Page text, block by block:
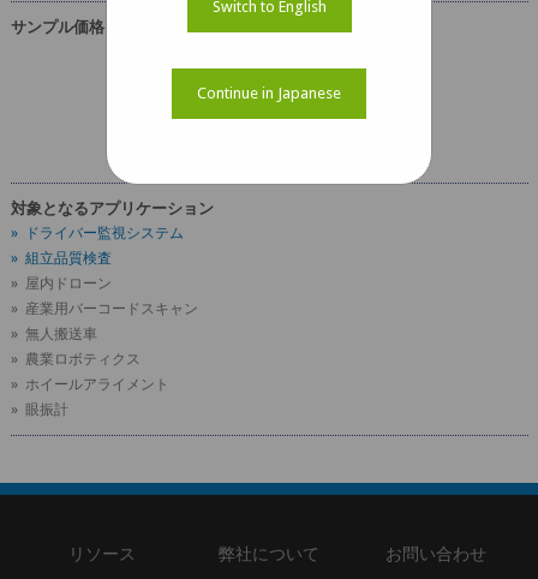
サンプル価格
USD 179
対象となるアプリケーション
» ドライバー監視システム
» 組立品質検査
» 屋内ドローン
» 産業用バーコードスキャン
» 無人搬送車
» 農業ロボティクス
» ホイールアライメント
» 眼振計
リソース 弊社について お問い合わせ
Switch to English
Continue in Japanese